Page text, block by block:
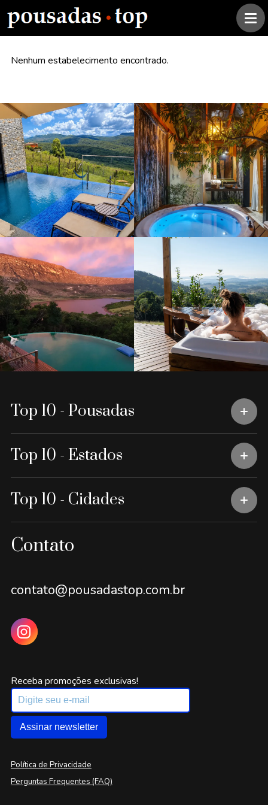
Nenhum estabelecimento encontrado.
Top 10 - Pousadas
Top 10 - Estados
Top 10 - Cidades
Contato
contato@pousadastop.com.br
Receba promoções exclusivas!
Assinar newsletter
Política de Privacidade
Perguntas Frequentes (FAQ)